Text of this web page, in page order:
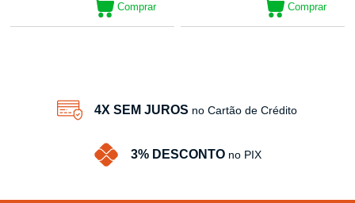
Comprar Comprar
4X SEM JUROS no Cartão de Crédito
3% DESCONTO no PIX